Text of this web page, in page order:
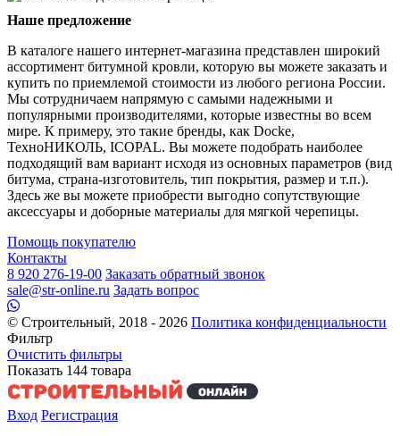
Наше предложение
В каталоге нашего интернет-магазина представлен широкий
ассортимент битумной кровли, которую вы можете заказать и
купить по приемлемой стоимости из любого региона России.
Мы сотрудничаем напрямую с самыми надежными и
популярными производителями, которые известны во всем
мире. К примеру, это такие бренды, как Docke,
ТехноНИКОЛЬ, ICOPAL. Вы можете подобрать наиболее
подходящий вам вариант исходя из основных параметров (вид
битума, страна-изготовитель, тип покрытия, размер и т.п.).
Здесь же вы можете приобрести выгодно сопутствующие
аксессуары и доборные материалы для мягкой черепицы.
Помощь покупателю
Контакты
8 920 276-19-00 Заказать обратный звонок
sale@str-online.ru Задать вопрос
© Строительный, 2018 - 2026 Политика конфиденциальности
Фильтр
Очистить фильтры
Показать 144 товара
Вход Регистрация